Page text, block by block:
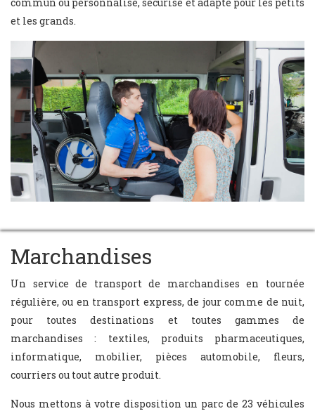
et les grands.
Marchandises
Un service de transport de marchandises en tournée
régulière, ou en transport express, de jour comme de nuit,
pour toutes destinations et toutes gammes de
marchandises : textiles, produits pharmaceutiques,
informatique, mobilier, pièces automobile, fleurs,
courriers ou tout autre produit.
Nous mettons à votre disposition un parc de 23 véhicules